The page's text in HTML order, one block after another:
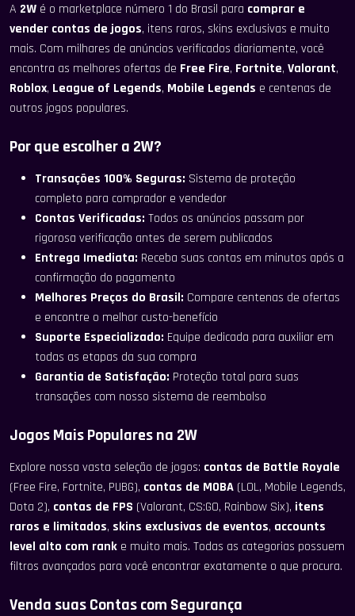
A 2W é o marketplace número 1 do Brasil para comprar e
vender contas de jogos, itens raros, skins exclusivas e muito
mais. Com milhares de anúncios verificados diariamente, você
encontra as melhores ofertas de Free Fire, Fortnite, Valorant,
Roblox, League of Legends, Mobile Legends e centenas de
outros jogos populares.
Por que escolher a 2W?
Transações 100% Seguras: Sistema de proteção
completo para comprador e vendedor
Contas Verificadas: Todos os anúncios passam por
rigorosa verificação antes de serem publicados
Entrega Imediata: Receba suas contas em minutos após a
confirmação do pagamento
Melhores Preços do Brasil: Compare centenas de ofertas
e encontre o melhor custo-benefício
Suporte Especializado: Equipe dedicada para auxiliar em
todas as etapas da sua compra
Garantia de Satisfação: Proteção total para suas
transações com nosso sistema de reembolso
Jogos Mais Populares na 2W
Explore nossa vasta seleção de jogos: contas de Battle Royale
(Free Fire, Fortnite, PUBG), contas de MOBA (LOL, Mobile Legends,
Dota 2), contas de FPS (Valorant, CS:GO, Rainbow Six), itens
raros e limitados, skins exclusivas de eventos, accounts
level alto com rank e muito mais. Todas as categorias possuem
filtros avançados para você encontrar exatamente o que procura.
Venda suas Contas com Segurança